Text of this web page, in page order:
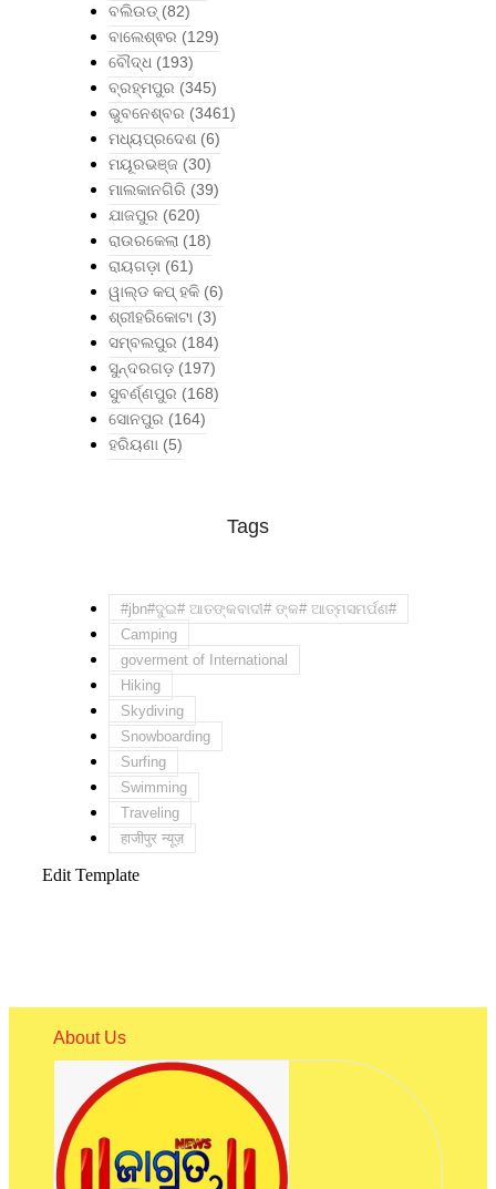
ବଲିଉଡ୍ (82)
ବାଲେଶ୍ଵର (129)
ବୌଦ୍ଧ (193)
ବ୍ରହ୍ମପୁର (345)
ଭୁବନେଶ୍ବର (3461)
ମଧ୍ୟପ୍ରଦେଶ (6)
ମୟୂରଭଞ୍ଜ (30)
ମାଲକାନଗିରି (39)
ଯାଜପୁର (620)
ରାଉରକେଲା (18)
ରାୟଗଡ଼ା (61)
ୱାଲ୍ଡ କପ୍ ହକି (6)
ଶ୍ରୀହରିକୋଟା (3)
ସମ୍ବଲପୁର (184)
ସୁନ୍ଦରଗଡ଼ (197)
ସୁବର୍ଣ୍ଣପୁର (168)
ସୋନପୁର (164)
ହରିୟଣା (5)
Tags
#jbn#ଦୁଇ# ଆତଙ୍କବାଦୀ# ଙ୍କ# ଆତ୍ମସମର୍ପଣ#
Camping
goverment of International
Hiking
Skydiving
Snowboarding
Surfing
Swimming
Traveling
हाजीपुर न्यूज़
Edit Template
About Us